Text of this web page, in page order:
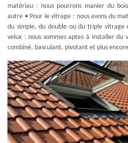
matériau : nous pourrons manier du
autre • Pour le vitrage : nous avons du
du simple, du double ou du triple vitrage
velux : nous sommes aptes à installer
combiné, basculant, pivotant et plus